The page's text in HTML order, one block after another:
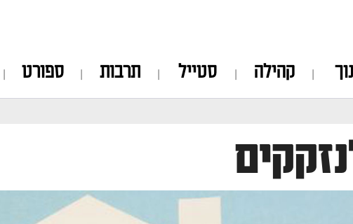
קהילה סטייל תרבות ספורט